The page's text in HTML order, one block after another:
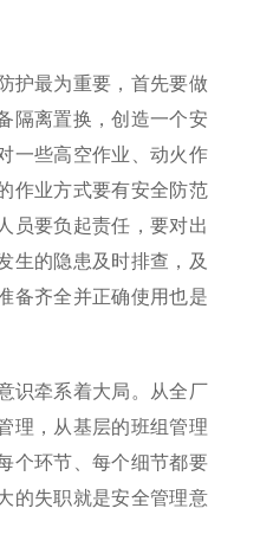
护最为重要，首先要做
隔离置换，创造一个安
一些高空作业、动火作
作业方式要有安全防范
员要负起责任，要对出
生的隐患及时排查，及
备齐全并正确使用也是
识牵系着大局。从全厂
理，从基层的班组管理
个环节、每个细节都要
的失职就是安全管理意